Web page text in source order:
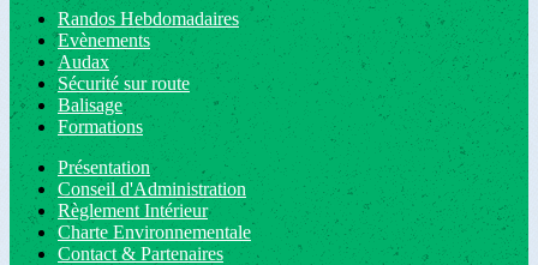
Randos Hebdomadaires
Evènements
Audax
Sécurité sur route
Balisage
Formations
Présentation
Conseil d'Administration
Règlement Intérieur
Charte Environnementale
Contact & Partenaires